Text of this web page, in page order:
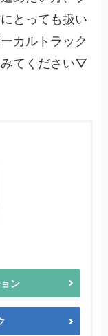
とっても扱い
カルトラック
みてください▽
ン